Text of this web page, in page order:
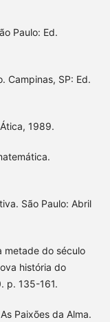
Paulo: Ed.
Campinas, SP: Ed.
1989.
São Paulo: Abril
metade do século
história do
p. 135-161.
Paixões da Alma.